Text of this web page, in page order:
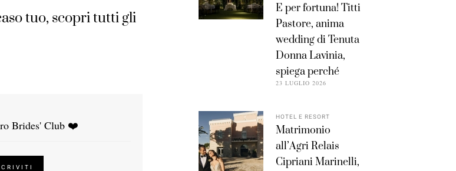
tuo, scopri tutti gli
Brides' Club ❤️
E per fortuna! Titti
Pastore, anima
wedding di Tenuta
Donna Lavinia,
spiega perché
23 LUGLIO 2026
HOTEL E RESORT
Matrimonio
all’Agri Relais
Cipriani Marinelli,